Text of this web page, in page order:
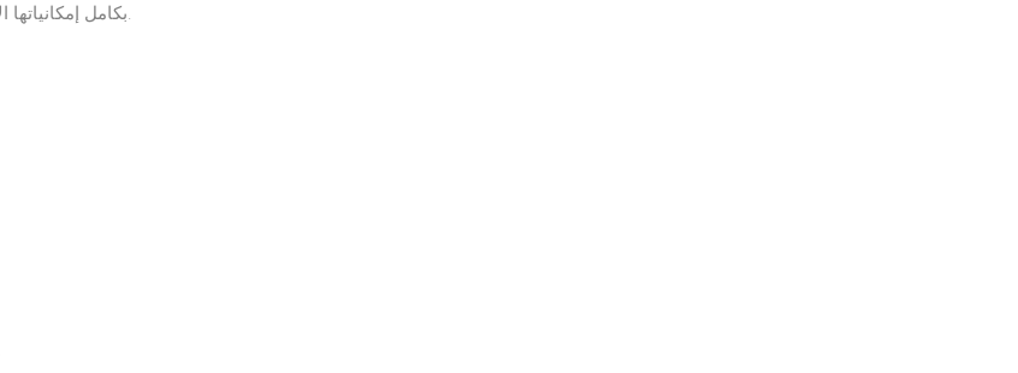
4 بكامل إمكانياتها الإسطورية على جهاز الحاسب لتنعم بتجربة لعب مليئة بالمتعة.